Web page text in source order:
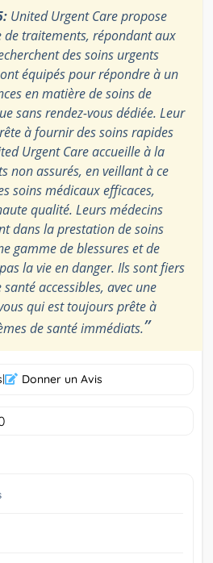
United Urgent Care propose
de traitements, répondant aux
des soins urgents
équipés pour répondre à un
en matière de soins de
sans rendez-vous dédiée. Leur
à fournir des soins rapides
Urgent Care accueille à la
non assurés, en veillant à ce
soins médicaux efficaces,
qualité. Leurs médecins
dans la prestation de soins
gamme de blessures et de
la vie en danger. Ils sont fiers
accessibles, avec une
qui est toujours prête à
de santé immédiats.”
| Donner un Avis